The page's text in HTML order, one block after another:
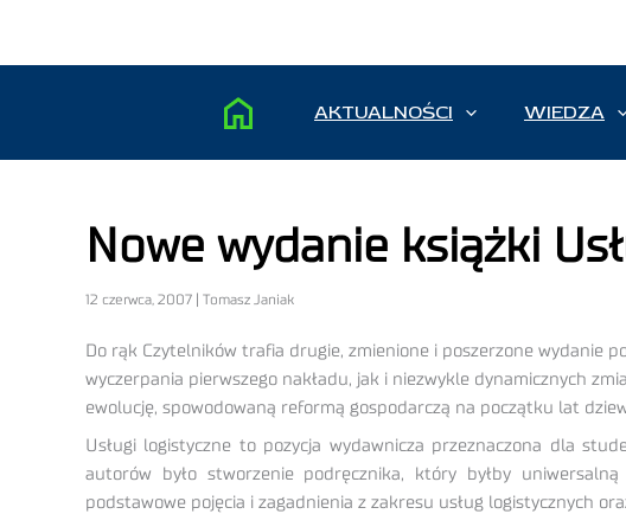
AKTUALNOŚCI WIEDZA
Nowe wydanie książki
12 czerwca, 2007 | Tomasz Janiak
Do rąk Czytelników trafia drugie, zmienione i poszerzone wydanie
wyczerpania pierwszego nakładu, jak i niezwykle dynamicznych
ewolucję, spowodowaną reformą gospodarczą na początku lat
Usługi logistyczne to pozycja wydawnicza przeznaczona dla
autorów było stworzenie podręcznika, który byłby
podstawowe pojęcia i zagadnienia z zakresu usług logistycznych